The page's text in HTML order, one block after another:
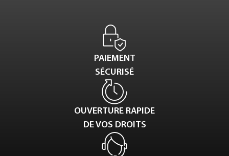
PAIEMENT
SÉCURISÉ
OUVERTURE RAPIDE
DE VOS DROITS